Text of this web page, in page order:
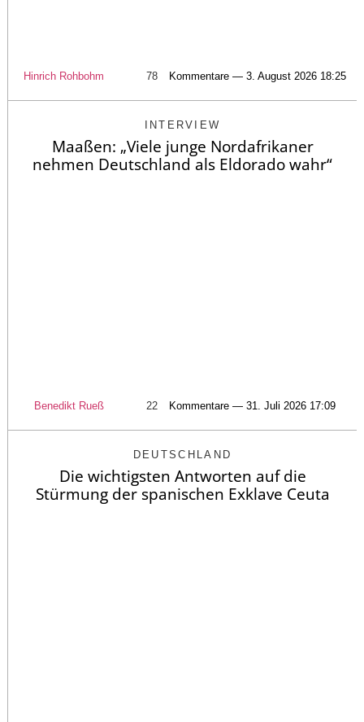
Hinrich Rohbohm 78 Kommentare — 3. August 2026 18:25
INTERVIEW
Maaßen: „Viele junge Nordafrikaner
nehmen Deutschland als Eldorado wahr“
Benedikt Rueß 22 Kommentare — 31. Juli 2026 17:09
DEUTSCHLAND
Die wichtigsten Antworten auf die
Stürmung der spanischen Exklave Ceuta